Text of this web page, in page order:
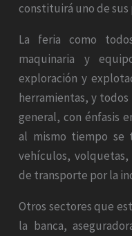
constituirá uno de
La feria como
maquinaria y
exploración y
herramientas, y
general, con énfasis
al mismo tiempo se
vehículos,
de transporte por la
Otros sectores que
la banca,